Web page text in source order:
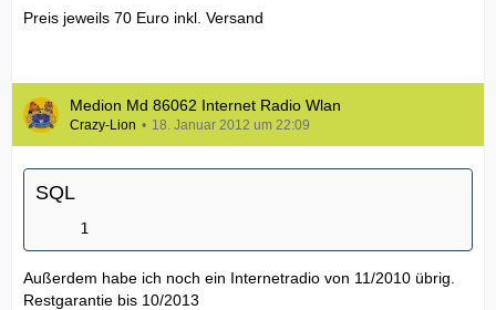
Preis jeweils 70 Euro inkl. Versand
Medion Md 86062 Internet Radio Wlan
Crazy-Lion 18. Januar 2012 um 22:09
SQL
Außerdem habe ich noch ein Internetradio von 11/2010 übrig.
Restgarantie bis 10/2013